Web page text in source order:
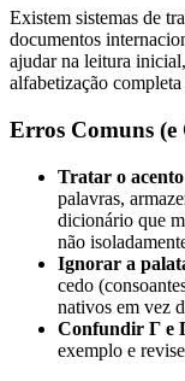
Existem sistemas de
documentos
ajudar na leitura
alfabetização
Erros Comuns
Tratar o
palavras,
dicionário que
não
Ignorar a
cedo
nativos em vez
Confundir Г e
exemplo e